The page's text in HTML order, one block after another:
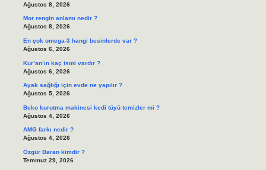
Ağustos 8, 2026
Mor rengin anlamı nedir ?
Ağustos 8, 2026
En çok omega-3 hangi besinlerde var ?
Ağustos 6, 2026
Kur’an’ın kaç ismi vardır ?
Ağustos 6, 2026
Ayak sağlığı için evde ne yapılır ?
Ağustos 5, 2026
Beko kurutma makinesi kedi tüyü temizler mi ?
Ağustos 4, 2026
AMG farkı nedir ?
Ağustos 4, 2026
Özgür Baran kimdir ?
Temmuz 29, 2026